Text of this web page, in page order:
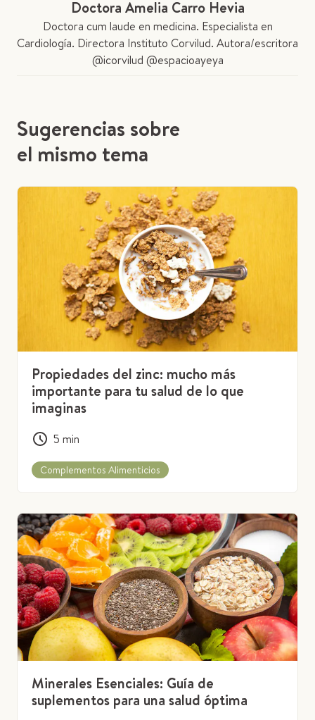
Doctora Amelia Carro Hevia
Doctora cum laude en medicina. Especialista en
Cardiología. Directora Instituto Corvilud. Autora/escritora
@icorvilud @espacioayeya
Sugerencias sobre
el mismo tema
Propiedades del zinc: mucho más
importante para tu salud de lo que
imaginas
5 min
Complementos Alimenticios
Minerales Esenciales: Guía de
suplementos para una salud óptima